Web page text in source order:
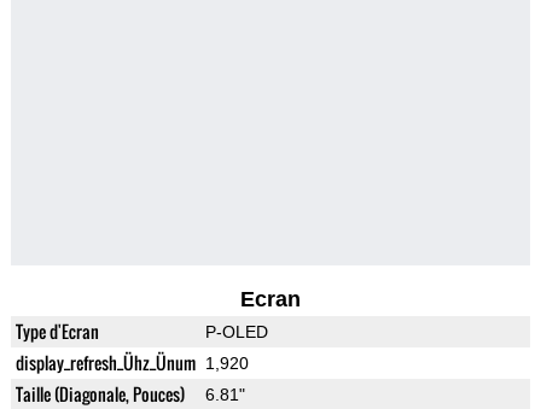
Ecran
Type d'Ecran P-OLED
display_refresh_Ühz_Ünum 1,920
Taille (Diagonale, Pouces) 6.81"